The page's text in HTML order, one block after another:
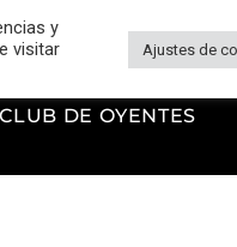
CLUB DE OYENTES
y
visitar
Ajustes de